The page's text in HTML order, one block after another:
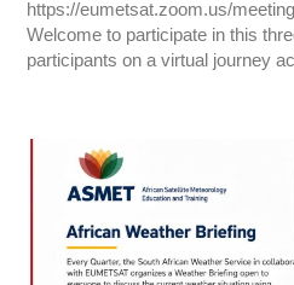
https://eumetsat.zoom.us/
Welcome to participate in this
participants on a virtual journey